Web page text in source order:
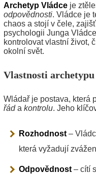
Archetyp Vládce je
odpovědnosti. Vládce je
chaos a stojí v čele,
psychologii Junga
kontrolovat vlastní život,
okolní svět.
Vlastnosti
Wládař je postava, která
řáda kontrolu. Jeho
Rozhodnost –
která vyžadují
Odpovědnost – cítí